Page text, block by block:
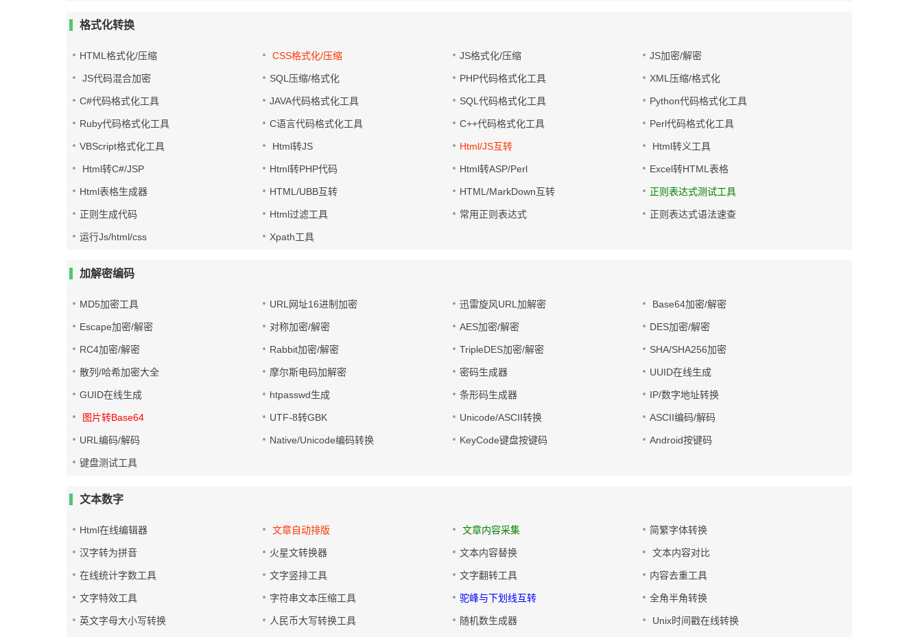
格式化转换
HTML格式化/压缩 CSS格式化/压缩 JS格式化/压缩 JS加密/解密
JS代码混合加密 SQL压缩/格式化 PHP代码格式化工具 XML压缩/格式化
C#代码格式化工具 JAVA代码格式化工具 SQL代码格式化工具 Python代码格式化工具
Ruby代码格式化工具 C语言代码格式化工具 C++代码格式化工具 Perl代码格式化工具
VBScript格式化工具 Html转JS Html/JS互转 Html转义工具
Html转C#/JSP Html转PHP代码 Html转ASP/Perl Excel转HTML表格
Html表格生成器 HTML/UBB互转 HTML/MarkDown互转 正则表达式测试工具
正则生成代码 Html过滤工具 常用正则表达式 正则表达式语法速查
运行Js/html/css Xpath工具
加解密编码
MD5加密工具 URL网址16进制加密 迅雷旋风URL加解密 Base64加密/解密
Escape加密/解密 对称加密/解密 AES加密/解密 DES加密/解密
RC4加密/解密 Rabbit加密/解密 TripleDES加密/解密 SHA/SHA256加密
散列/哈希加密大全 摩尔斯电码加解密 密码生成器 UUID在线生成
GUID在线生成 htpasswd生成 条形码生成器 IP/数字地址转换
图片转Base64 UTF-8转GBK Unicode/ASCII转换 ASCII编码/解码
URL编码/解码 Native/Unicode编码转换 KeyCode键盘按键码 Android按键码
键盘测试工具
文本数字
Html在线编辑器 文章自动排版 文章内容采集 简繁字体转换
汉字转为拼音 火星文转换器 文本内容替换 文本内容对比
在线统计字数工具 文字竖排工具 文字翻转工具 内容去重工具
文字特效工具 字符串文本压缩工具 驼峰与下划线互转 全角半角转换
英文字母大小写转换 人民币大写转换工具 随机数生成器 Unix时间戳在线转换